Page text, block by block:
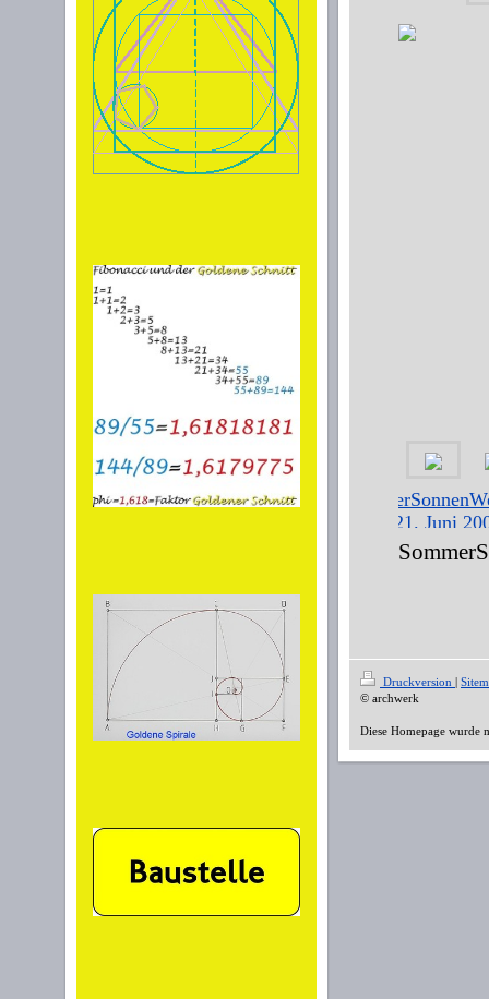
Druckversion |
© archwerk
Diese Homepage wurde